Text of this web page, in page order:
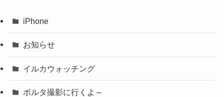
iPhone
お知らせ
イルカウォッチング
ボルタ撮影に行くよ～